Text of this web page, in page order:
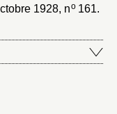
1928, no161.